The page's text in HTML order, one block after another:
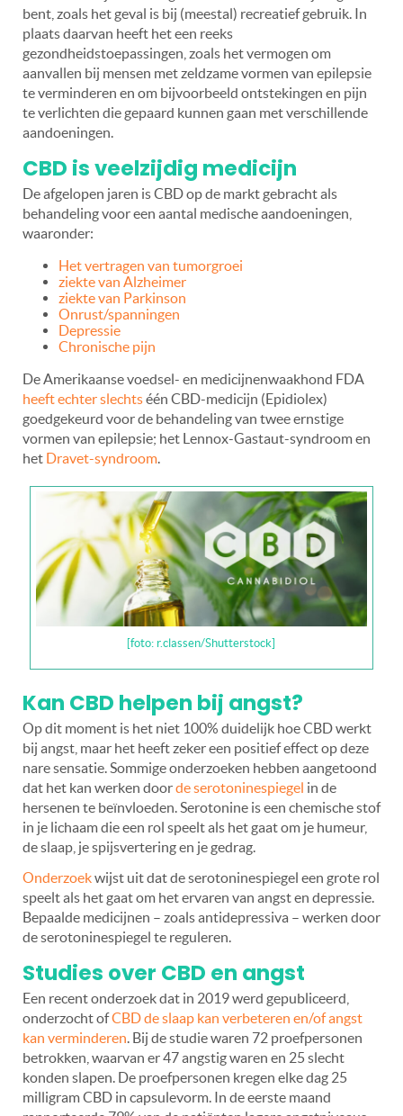
bent, zoals het geval is bij (meestal) recreatief gebruik. In
plaats daarvan heeft het een reeks
gezondheidstoepassingen, zoals het vermogen om
aanvallen bij mensen met zeldzame vormen van epilepsie
te verminderen en om bijvoorbeeld ontstekingen en pijn
te verlichten die gepaard kunnen gaan met verschillende
aandoeningen.
CBD is veelzijdig medicijn
De afgelopen jaren is CBD op de markt gebracht als
behandeling voor een aantal medische aandoeningen,
waaronder:
Het vertragen van tumorgroei
ziekte van Alzheimer
ziekte van Parkinson
Onrust/spanningen
Depressie
Chronische pijn
De Amerikaanse voedsel- en medicijnenwaakhond FDA
heeft echter slechtséén CBD-medicijn (Epidiolex)
goedgekeurd voor de behandeling van twee ernstige
vormen van epilepsie; het Lennox-Gastaut-syndroom en
het Dravet-syndroom.
[foto: r.classen/Shutterstock]
Kan CBD helpen bij angst?
Op dit moment is het niet 100% duidelijk hoe CBD werkt
bij angst, maar het heeft zeker een positief effect op deze
nare sensatie. Sommige onderzoeken hebben aangetoond
dat het kan werken doorde serotoninespiegel in de
hersenen te beïnvloeden. Serotonine is een chemische stof
in je lichaam die een rol speelt als het gaat om je humeur,
de slaap, je spijsvertering en je gedrag.
Onderzoekwijst uit dat de serotoninespiegel een grote rol
speelt als het gaat om het ervaren van angst en depressie.
Bepaalde medicijnen – zoals antidepressiva – werken door
de serotoninespiegel te reguleren.
Studies over CBD en angst
Een recent onderzoek dat in 2019 werd gepubliceerd,
onderzocht ofCBD de slaap kan verbeteren en/of angst
kan verminderen . Bij de studie waren 72 proefpersonen
betrokken, waarvan er 47 angstig waren en 25 slecht
konden slapen. De proefpersonen kregen elke dag 25
milligram CBD in capsulevorm. In de eerste maand